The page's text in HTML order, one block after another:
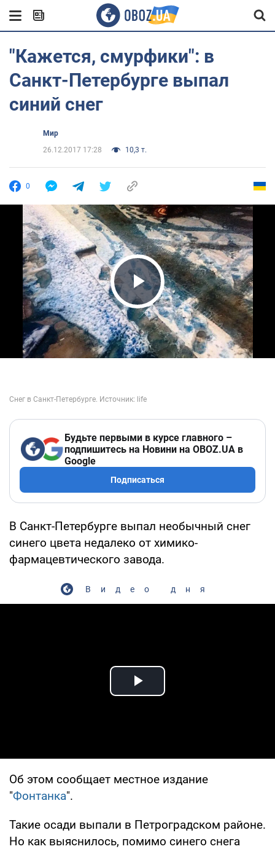
"Кажется, смурфики": в
Санкт-Петербурге выпал
синий снег
Мир
26.12.2017 17:28
10,3 т.
0
Play Video
Будьте первыми в курсе главного –
подпишитесь на Новини на OBOZ.UA в
Google
Подписаться
В Санкт-Петербурге выпал необычный снег
синего цвета недалеко от химико-
фармацевтического завода.
Видео дня
Play Video
Об этом сообщает местное издание
"Фонтанка".
Такие осади выпали в Петроградском районе.
Но как выяснилось, помимо синего снега